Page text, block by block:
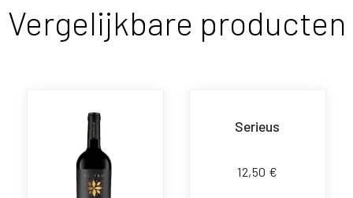
Vergelijkbare producten
Serieus
12,50 €